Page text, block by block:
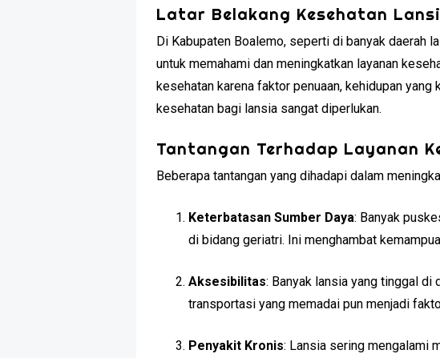
Latar Belakang Kesehatan
Di Kabupaten Boalemo, seperti di banyak daerah
untuk memahami dan meningkatkan layanan
kesehatan karena faktor penuaan, kehidupan
kesehatan bagi lansia sangat diperlukan.
Tantangan Terhadap Layanan
Beberapa tantangan yang dihadapi dalam
Keterbatasan Sumber Daya: Banyak
di bidang geriatri. Ini menghambat
Aksesibilitas: Banyak lansia yang tinggal
transportasi yang memadai pun menjadi
Penyakit Kronis: Lansia sering mengalami